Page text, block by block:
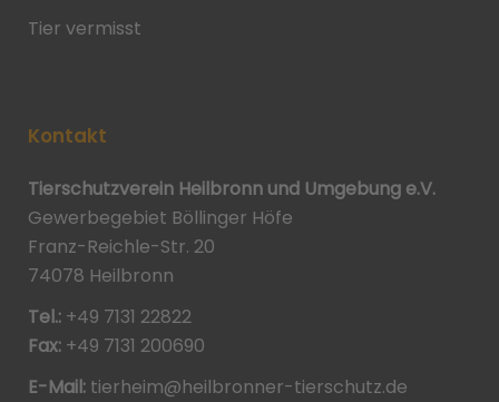
Tier vermisst
Kontakt
Tierschutzverein Heilbronn und Umgebung e.V.
Gewerbegebiet Böllinger Höfe
Franz-Reichle-Str. 20
74078 Heilbronn
Tel.: +49 7131 22822
Fax: +49 7131 200690
E-Mail: tierheim@heilbronner-tierschutz.de